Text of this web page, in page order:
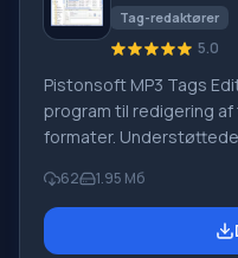
Tag-redaktører
5.0
Pistonsoft MP3 Tags
program til redigering
formater. Understøttede
skabe orden i din egen
at sortere dem efter
parametre. Funktioner i
62 1.95 Мб